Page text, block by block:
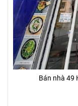
Bán nhà 49